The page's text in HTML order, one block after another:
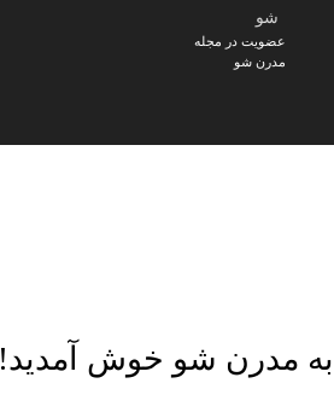
شو
عضویت در مجله
مدرن شو
به مدرن شو خوش آمدید!